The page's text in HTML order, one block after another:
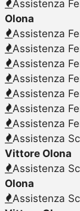
Assistenza
Olona
Assistenza
Assistenza
Assistenza
Assistenza
Assistenza
Assistenza
Assistenza
Assistenza
Vittore Olona
Assistenza
Olona
Assistenza